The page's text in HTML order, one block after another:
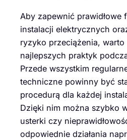
Aby zapewnić prawidłowe
instalacji elektrycznych
ryzyko przeciążenia,
najlepszych praktyk
Przede wszystkim
techniczne powinny być
procedurą dla każdej
Dzięki nim można szybko
usterki czy
odpowiednie działania